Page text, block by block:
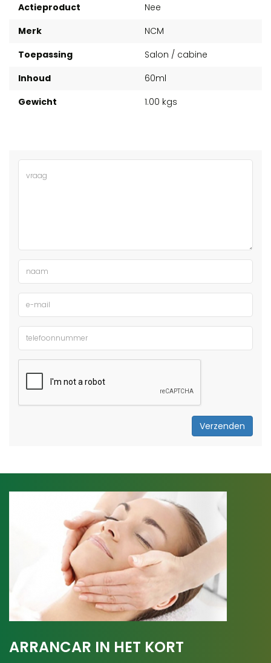
Actieproduct
Nee
Merk
NCM
Toepassing
Salon / cabine
Inhoud
60ml
Gewicht
1.00 kgs
Verzenden
ARRANCAR IN HET KORT